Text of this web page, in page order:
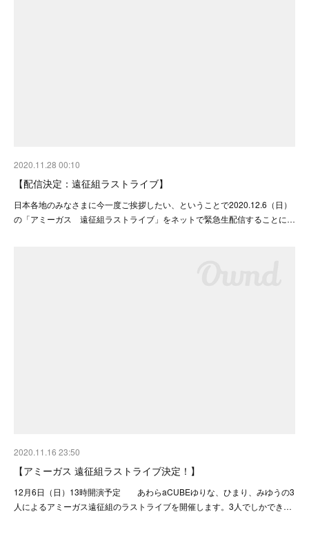
2020.11.28 00:10
【配信決定：遠征組ラストライブ】
日本各地のみなさまに今一度ご挨拶したい、ということで2020.12.6（日）
の「アミーガス 遠征組ラストライブ」をネットで緊急生配信することに…
2020.11.16 23:50
【アミーガス 遠征組ラストライブ決定！】
12月6日（日）13時開演予定 あわらaCUBEゆりな、ひまり、みゆうの3
人によるアミーガス遠征組のラストライブを開催します。3人でしかでき…